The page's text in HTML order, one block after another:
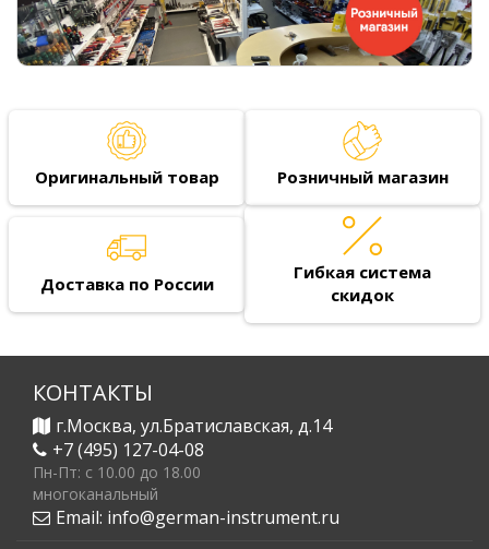
Оригинальный товар Розничный магазин
Доставка по России
Гибкая система
скидок
КОНТАКТЫ
г.Москва, ул.Братиславская, д.14
+7 (495) 127-04-08
Пн-Пт: c 10.00 до 18.00
многоканальный
Email: info@german-instrument.ru